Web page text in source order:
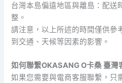
台灣本島偏遠地區與離島：配送
整。
請注意，以上所述的時間僅供參
到交通、天候等因素的影響。
如何聯繫OKASANG O卡桑 臺灣
如果您需要與電商客服聯繫，只